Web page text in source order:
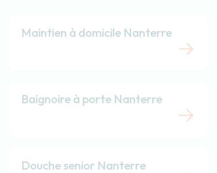
Maintien à domicile Nanterre
Baignoire à porte Nanterre
Douche senior Nanterre